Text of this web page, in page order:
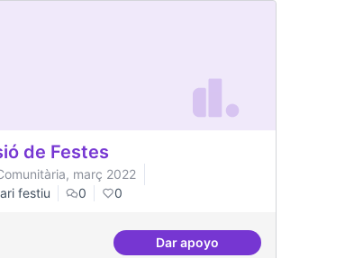
de Festes
març 2022
festiu
0 0
Dar apoyoComissió de Festes